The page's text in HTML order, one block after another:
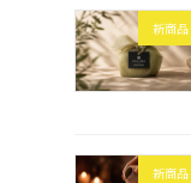
新商品
新商品